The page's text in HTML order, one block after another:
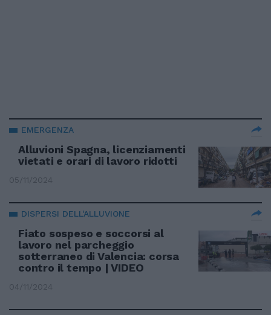
EMERGENZA
Alluvioni Spagna, licenziamenti
vietati e orari di lavoro ridotti
05/11/2024
DISPERSI DELL'ALLUVIONE
Fiato sospeso e soccorsi al
lavoro nel parcheggio
sotterraneo di Valencia: corsa
contro il tempo | VIDEO
04/11/2024